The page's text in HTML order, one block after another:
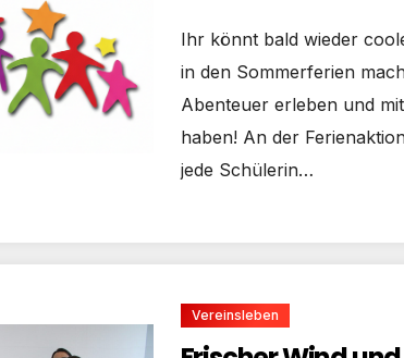
Ihr könnt bald wieder
in den Sommerferien
Abenteuer erleben und
haben! An der
jede Schülerin…
Vereinsleben